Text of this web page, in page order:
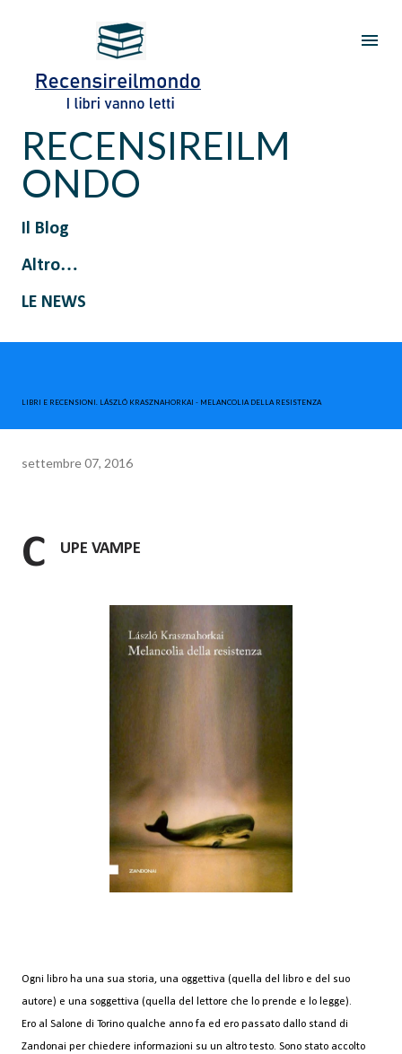
Passa ai contenuti principali
RECENSIREILM
ONDO
Il Blog
Altro…
LE NEWS
LIBRI E RECENSIONI. LÁSZLÓ KRASZNAHORKAI - MELANCOLIA DELLA RESISTENZA
settembre 07, 2016
C UPE VAMPE
Ogni libro ha una sua storia, una oggettiva (quella del libro e del suo
autore) e una soggettiva (quella del lettore che lo prende e lo legge).
Ero al Salone di Torino qualche anno fa ed ero passato dallo stand di
Zandonai per chiedere informazioni su un altro testo. Sono stato accolto